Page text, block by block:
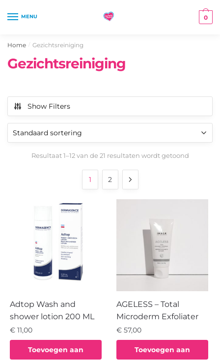
MENU 0
Home / Gezichtsreiniging
Gezichtsreiniging
Show Filters
Resultaat 1–12 van de 21 resultaten wordt getoond
1 2
Adtop Wash and
shower lotion 200 ML
€ 11,00
Toevoegen aan
AGELESS – Total
Microderm Exfoliater
€ 57,00
Toevoegen aan